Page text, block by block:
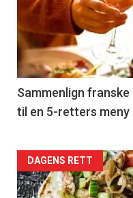
akkurat
nå
-
5
Sammenlign
til en 5-retters meny
Forsiden
akkurat
DAGENS RETT